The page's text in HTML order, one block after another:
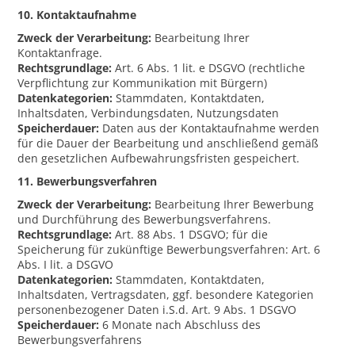
10. Kontaktaufnahme
Zweck der Verarbeitung: Bearbeitung Ihrer
Kontaktanfrage.
Rechtsgrundlage: Art. 6 Abs. 1 lit. e DSGVO (rechtliche
Verpflichtung zur Kommunikation mit Bürgern)
Datenkategorien: Stammdaten, Kontaktdaten,
Inhaltsdaten, Verbindungsdaten, Nutzungsdaten
Speicherdauer: Daten aus der Kontaktaufnahme werden
für die Dauer der Bearbeitung und anschließend gemäß
den gesetzlichen Aufbewahrungsfristen gespeichert.
11. Bewerbungsverfahren
Zweck der Verarbeitung: Bearbeitung Ihrer Bewerbung
und Durchführung des Bewerbungsverfahrens.
Rechtsgrundlage: Art. 88 Abs. 1 DSGVO; für die
Speicherung für zukünftige Bewerbungsverfahren: Art. 6
Abs. I lit. a DSGVO
Datenkategorien: Stammdaten, Kontaktdaten,
Inhaltsdaten, Vertragsdaten, ggf. besondere Kategorien
personenbezogener Daten i.S.d. Art. 9 Abs. 1 DSGVO
Speicherdauer: 6 Monate nach Abschluss des
Bewerbungsverfahrens